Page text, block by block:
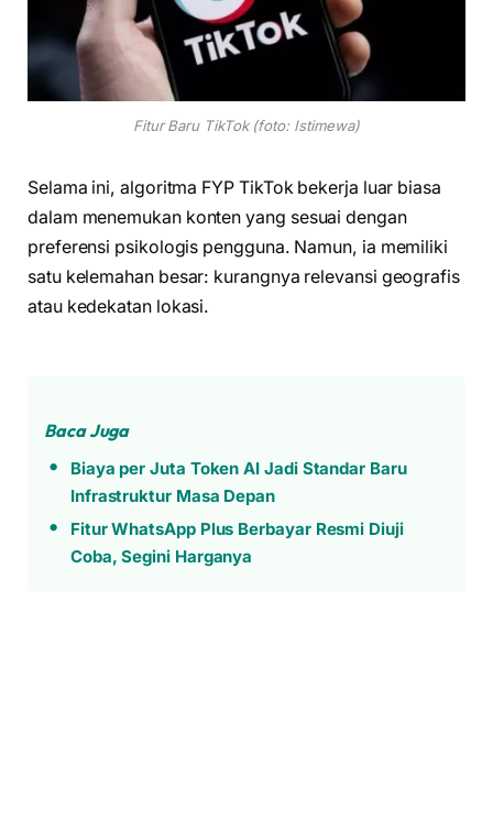
Fitur Baru TikTok (foto: Istimewa)
Selama ini, algoritma FYP TikTok bekerja luar biasa
dalam menemukan konten yang sesuai dengan
preferensi psikologis pengguna. Namun, ia memiliki
satu kelemahan besar: kurangnya relevansi geografis
atau kedekatan lokasi.
Baca Juga
Biaya per Juta Token AI Jadi Standar Baru
Infrastruktur Masa Depan
Fitur WhatsApp Plus Berbayar Resmi Diuji
Coba, Segini Harganya